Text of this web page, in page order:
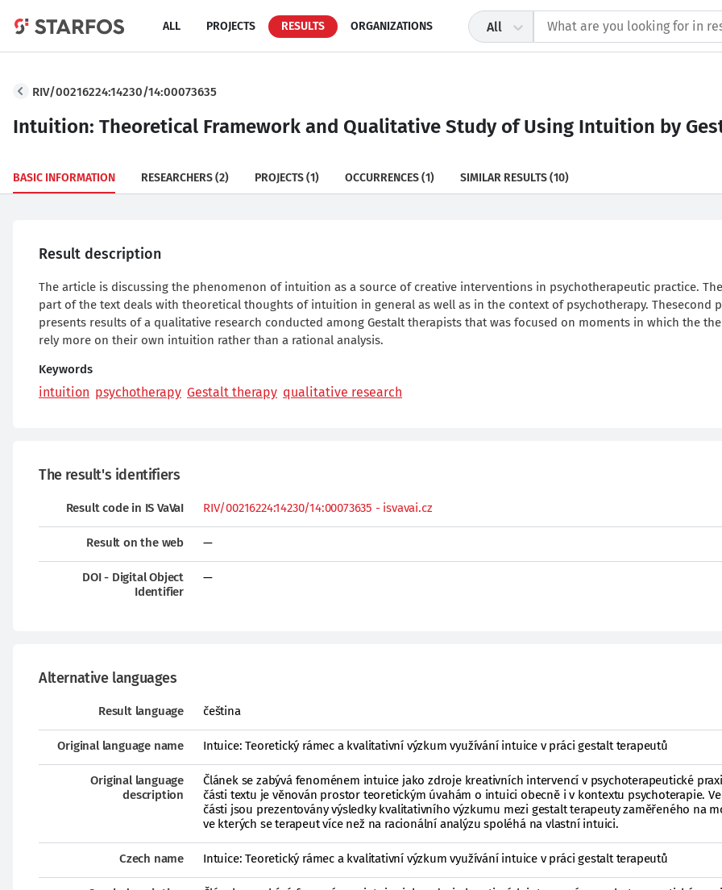
ALL PROJECTS RESULTS ORGANIZATIONS All
RIV/00216224:14230/14:00073635
Intuition: Theoretical Framework and Qualitative Study of Using Intuition by
BASIC INFORMATION RESEARCHERS(2) PROJECTS(1) OCCURRENCES(1) SIMILAR RESULTS(10)
Result description
The article is discussing the phenomenon of intuition as a source of creative interventions in psychotherapeutic practice.
part of the text deals with theoretical thoughts of intuition in general as well as in the context of psychotherapy. Thesecond
presents results of a qualitative research conducted among Gestalt therapists that was focused on moments in which the
rely more on their own intuition rather than a rational analysis.
Keywords
intuition psychotherapy Gestalt therapy qualitative research
The result's identifiers
Result code in IS VaVaI RIV/00216224:14230/14:00073635 - isvavai.cz
Result on the web —
DOI - Digital Object
Identifier
—
Alternative languages
Result language čeština
Original language name Intuice: Teoretický rámec a kvalitativní výzkum využívání intuice v práci gestalt terapeutů
Original language
description
Článek se zabývá fenoménem intuice jako zdroje kreativních intervencí v psychoterapeutické
části textu je věnován prostor teoretickým úvahám o intuici obecně i v kontextu psychoterapie.
části jsou prezentovány výsledky kvalitativního výzkumu mezi gestalt terapeuty zaměřeného na
ve kterých se terapeut více než na racionální analýzu spoléhá na vlastní intuici.
Czech name Intuice: Teoretický rámec a kvalitativní výzkum využívání intuice v práci gestalt terapeutů